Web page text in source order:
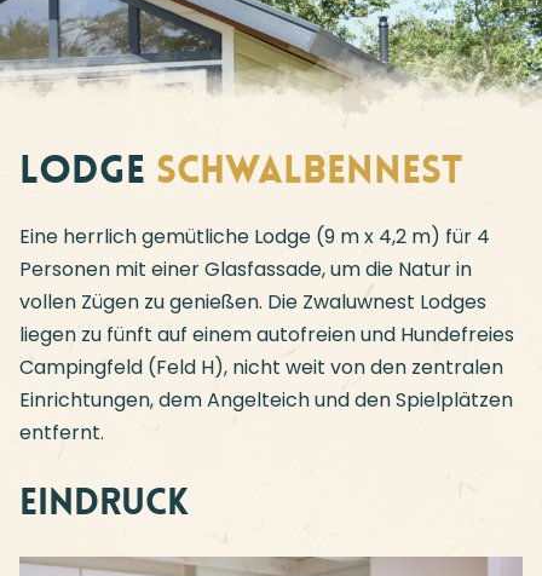
Lodge Schwalbennest
Eine herrlich gemütliche Lodge (9 m x 4,2 m) für 4
Personen mit einer Glasfassade, um die Natur in
vollen Zügen zu genießen. Die Zwaluwnest Lodges
liegen zu fünft auf einem autofreien und Hundefreies
Campingfeld (Feld H), nicht weit von den zentralen
Einrichtungen, dem Angelteich und den Spielplätzen
entfernt.
Eindruck